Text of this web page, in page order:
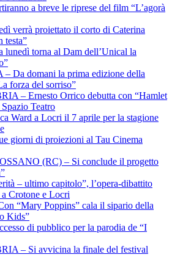
a breve le riprese del film “L’agorà
verrà proiettato il corto di Caterina
testa”
torna al Dam dell’Unical la
Da domani la prima edizione della
forza del sorriso”
– Ernesto Orrico debutta con “Hamlet
Spazio Teatro
Ward a Locri il 7 aprile per la stagione
giorni di proiezioni al Tau Cinema
(RC) – Si conclude il progetto
– ultimo capitolo”, l’opera-dibattito
Crotone e Locri
“Mary Poppins” cala il sipario della
Kids”
di pubblico per la parodia de “I
– Si avvicina la finale del festival